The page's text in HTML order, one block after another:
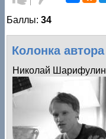
за!
против!
Баллы:34
Колонка автора
Николай Шарифулин